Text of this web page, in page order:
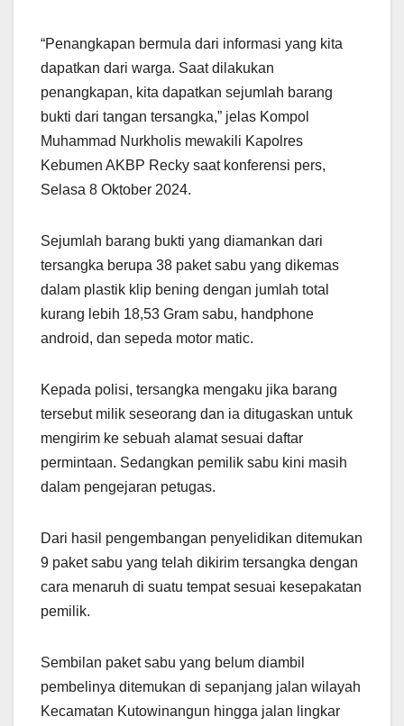
“Penangkapan bermula dari informasi yang kita
dapatkan dari warga. Saat dilakukan
penangkapan, kita dapatkan sejumlah barang
bukti dari tangan tersangka,” jelas Kompol
Muhammad Nurkholis mewakili Kapolres
Kebumen AKBP Recky saat konferensi pers,
Selasa 8 Oktober 2024.
Sejumlah barang bukti yang diamankan dari
tersangka berupa 38 paket sabu yang dikemas
dalam plastik klip bening dengan jumlah total
kurang lebih 18,53 Gram sabu, handphone
android, dan sepeda motor matic.
Kepada polisi, tersangka mengaku jika barang
tersebut milik seseorang dan ia ditugaskan untuk
mengirim ke sebuah alamat sesuai daftar
permintaan. Sedangkan pemilik sabu kini masih
dalam pengejaran petugas.
Dari hasil pengembangan penyelidikan ditemukan
9 paket sabu yang telah dikirim tersangka dengan
cara menaruh di suatu tempat sesuai kesepakatan
pemilik.
Sembilan paket sabu yang belum diambil
pembelinya ditemukan di sepanjang jalan wilayah
Kecamatan Kutowinangun hingga jalan lingkar